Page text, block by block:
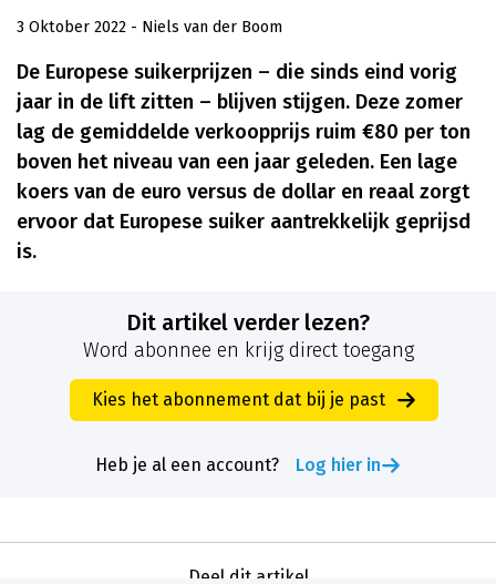
3 Oktober 2022 - Niels van der Boom
De Europese suikerprijzen – die sinds eind vorig
jaar in de lift zitten – blijven stijgen. Deze zomer
lag de gemiddelde verkoopprijs ruim €80 per ton
boven het niveau van een jaar geleden. Een lage
koers van de euro versus de dollar en reaal zorgt
ervoor dat Europese suiker aantrekkelijk geprijsd
is.
Dit artikel verder lezen?
Word abonnee en krijg direct toegang
Kies het abonnement dat bij je past
Heb je al een account? Log hier in
Deel dit artikel